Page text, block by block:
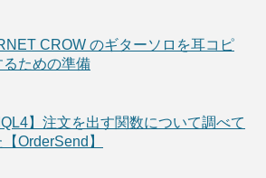
CROW のギターソロを耳コピ
るための準備
】注文を出す関数について調べて
OrderSend】